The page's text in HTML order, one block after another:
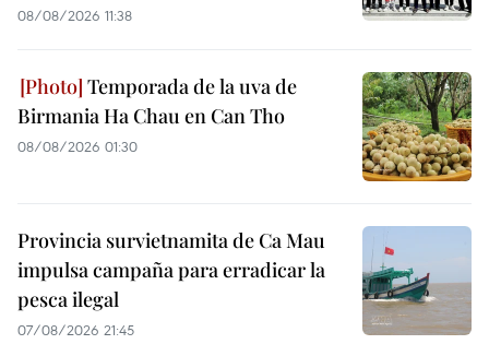
08/08/2026 11:38
Temporada de la uva de
Birmania Ha Chau en Can Tho
08/08/2026 01:30
Provincia survietnamita de Ca Mau
impulsa campaña para erradicar la
pesca ilegal
07/08/2026 21:45